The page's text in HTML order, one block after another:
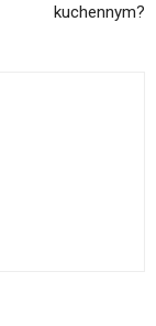
kuchennym?